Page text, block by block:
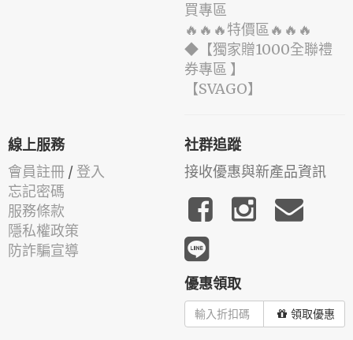
買專區
🔥🔥🔥特價區🔥🔥🔥
◆【獨家贈1000全聯禮
券專區 】
️【SVAGO】️
線上服務
會員註冊 / 登入
忘記密碼
服務條款
隱私權政策
防詐騙宣導
社群追蹤
接收優惠與新產品資訊
優惠領取
領取優惠